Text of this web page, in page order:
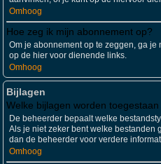
Omhoog
Hoe zeg ik mijn abonnement op?
Om je abonnement op te zeggen, ga
op de hier voor dienende links.
Omhoog
Bijlagen
Welke bijlagen worden
De beheerder bepaalt welke
Als je niet zeker bent welke bestanden
dan de beheerder voor verdere
Omhoog